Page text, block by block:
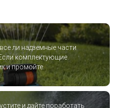
ли надземные части
комплектующие
и промойте.
и дайте поработать